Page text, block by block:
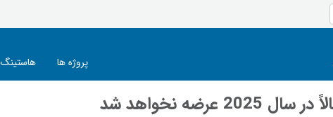
پروژه ها هاستینگ
نخواهد شد